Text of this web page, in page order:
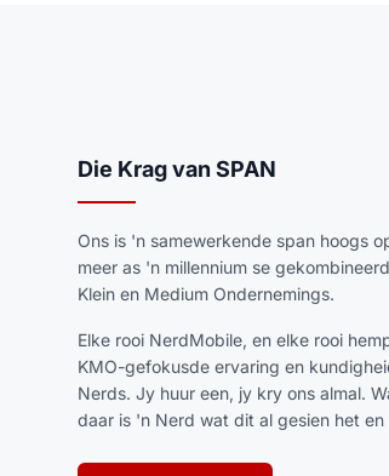
Die Krag van SPAN
Ons is 'n samewerkende span hoogs
meer as 'n millennium se
Klein en Medium Ondernemings.
Elke rooi NerdMobile, en elke rooi
KMO-gefokusde ervaring en
Nerds. Jy huur een, jy kry ons almal.
daar is 'n Nerd wat dit al gesien het